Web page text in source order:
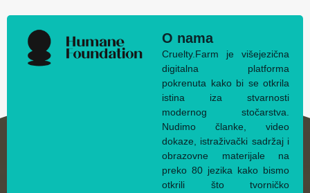
O nama
Cruelty.Farm je višejezična
digitalna platforma
pokrenuta kako bi se otkrila
istina iza stvarnosti
modernog stočarstva.
Nudimo članke, video
dokaze, istraživački sadržaj i
obrazovne materijale na
preko 80 jezika kako bismo
otkrili što tvorničko